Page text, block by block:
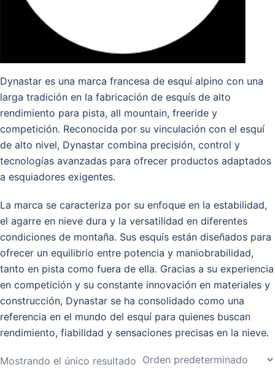
Dynastar es una marca francesa de esquí alpino con una
larga tradición en la fabricación de esquís de alto
rendimiento para pista, all mountain, freeride y
competición. Reconocida por su vinculación con el esquí
de alto nivel, Dynastar combina precisión, control y
tecnologías avanzadas para ofrecer productos adaptados
a esquiadores exigentes.
La marca se caracteriza por su enfoque en la estabilidad,
el agarre en nieve dura y la versatilidad en diferentes
condiciones de montaña. Sus esquís están diseñados para
ofrecer un equilibrio entre potencia y maniobrabilidad,
tanto en pista como fuera de ella. Gracias a su experiencia
en competición y su constante innovación en materiales y
construcción, Dynastar se ha consolidado como una
referencia en el mundo del esquí para quienes buscan
rendimiento, fiabilidad y sensaciones precisas en la nieve.
Mostrando el único resultado